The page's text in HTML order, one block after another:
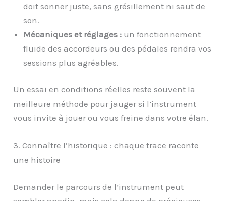
doit sonner juste, sans grésillement ni saut de
son.
Mécaniques et réglages : un fonctionnement
fluide des accordeurs ou des pédales rendra vos
sessions plus agréables.
Un essai en conditions réelles reste souvent la
meilleure méthode pour jauger si l’instrument
vous invite à jouer ou vous freine dans votre élan.
3. Connaître l’historique : chaque trace raconte
une histoire
Demander le parcours de l’instrument peut